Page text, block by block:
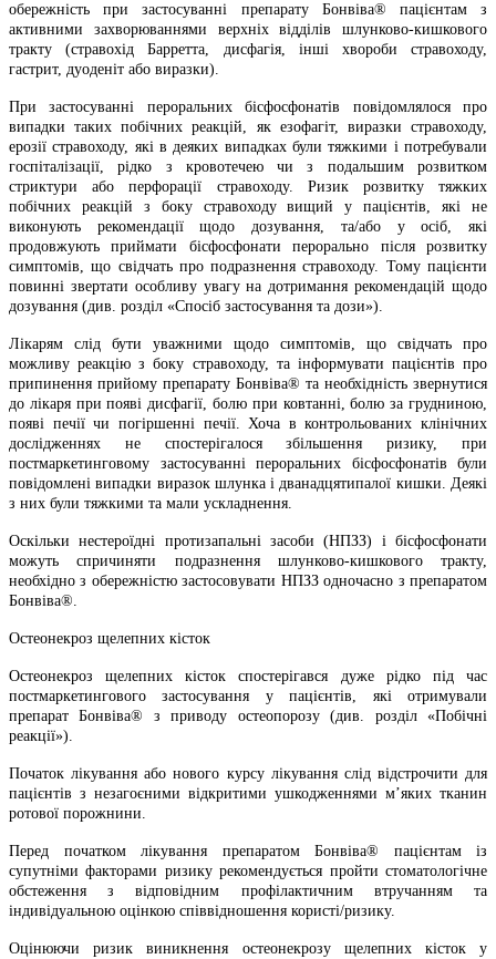
обережність при застосуванні препарату Бонвіва® пацієнтам з
активними захворюваннями верхніх відділів шлунково-кишкового
тракту (стравохід Барретта, дисфагія, інші хвороби стравоходу,
гастрит, дуоденіт або виразки).
При застосуванні пероральних бісфосфонатів повідомлялося про
випадки таких побічних реакцій, як езофагіт, виразки стравоходу,
ерозії стравоходу, які в деяких випадках були тяжкими і потребували
госпіталізації, рідко з кровотечею чи з подальшим розвитком
стриктури або перфорації стравоходу. Ризик розвитку тяжких
побічних реакцій з боку стравоходу вищий у пацієнтів, які не
виконують рекомендації щодо дозування, та/або у осіб, які
продовжують приймати бісфосфонати перорально після розвитку
симптомів, що свідчать про подразнення стравоходу. Тому пацієнти
повинні звертати особливу увагу на дотримання рекомендацій щодо
дозування (див. розділ «Спосіб застосування та дози»).
Лікарям слід бути уважними щодо симптомів, що свідчать про
можливу реакцію з боку стравоходу, та інформувати пацієнтів про
припинення прийому препарату Бонвіва® та необхідність звернутися
до лікаря при появі дисфагії, болю при ковтанні, болю за грудниною,
появі печії чи погіршенні печії. Хоча в контрольованих клінічних
дослідженнях не спостерігалося збільшення ризику, при
постмаркетинговому застосуванні пероральних бісфосфонатів були
повідомлені випадки виразок шлунка і дванадцятипалої кишки. Деякі
з них були тяжкими та мали ускладнення.
Оскільки нестероїдні протизапальні засоби (НПЗЗ) і бісфосфонати
можуть спричиняти подразнення шлунково-кишкового тракту,
необхідно з обережністю застосовувати НПЗЗ одночасно з препаратом
Бонвіва®.
Остеонекроз щелепних кісток
Остеонекроз щелепних кісток спостерігався дуже рідко під час
постмаркетингового застосування у пацієнтів, які отримували
препарат Бонвіва® з приводу остеопорозу (див. розділ «Побічні
реакції»).
Початок лікування або нового курсу лікування слід відстрочити для
пацієнтів з незагоєними відкритими ушкодженнями мʼяких тканин
ротової порожнини.
Перед початком лікування препаратом Бонвіва® пацієнтам із
супутніми факторами ризику рекомендується пройти стоматологічне
обстеження з відповідним профілактичним втручанням та
індивідуальною оцінкою співвідношення користі/ризику.
Оцінюючи ризик виникнення остеонекрозу щелепних кісток у